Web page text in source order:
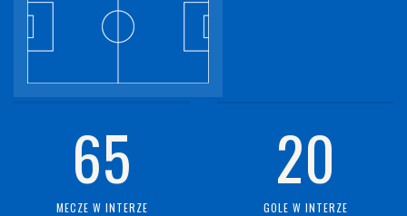
65
MECZE W INTERZE
20
GOLE W INTERZE